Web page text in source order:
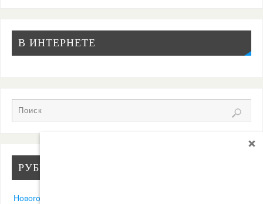
В ИНТЕРНЕТЕ
РУБРИКИ
Новогодние песни